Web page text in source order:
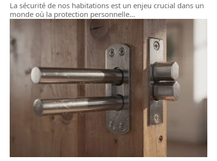
La sécurité de nos habitations est un enjeu crucial dans un
monde où la protection personnelle…